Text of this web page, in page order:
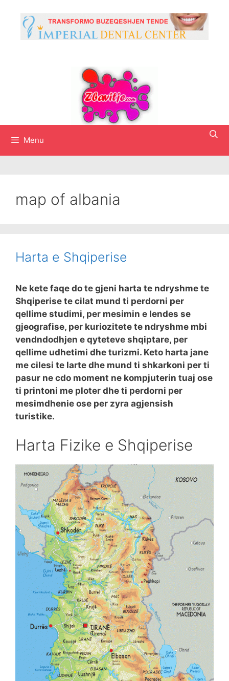
content
Menu
map of albania
Harta e Shqiperise
Ne kete faqe do te gjeni harta te ndryshme te
Shqiperise te cilat mund ti perdorni per
qellime studimi, per mesimin e lendes se
gjeografise, per kuriozitete te ndryshme mbi
vendndodhjen e qyteteve shqiptare, per
qellime udhetimi dhe turizmi. Keto harta jane
me cilesi te larte dhe mund ti shkarkoni per ti
pasur ne cdo moment ne kompjuterin tuaj ose
ti printoni me ploter dhe ti perdorni per
mesimdhenie ose per zyra agjensish
turistike.
Harta Fizike e Shqiperise